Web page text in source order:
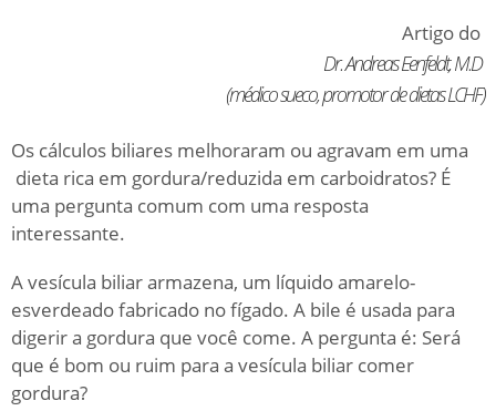
Artigo do
Dr. Andreas Eenfeldt, M.D
(médico sueco, promotor de dietas LCHF)
Os cálculos biliares melhoraram ou agravam em uma
dieta rica em gordura/reduzida em carboidratos? É
uma pergunta comum com uma resposta
interessante.
A vesícula biliar armazena, um líquido amarelo-
esverdeado fabricado no fígado. A bile é usada para
digerir a gordura que você come. A pergunta é: Será
que é bom ou ruim para a vesícula biliar comer
gordura?